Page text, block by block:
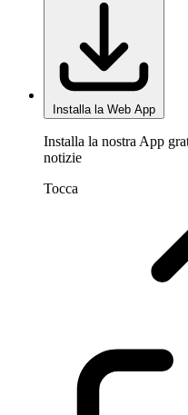
Installa la Web App
Installa la nostra App
notizie
Tocca